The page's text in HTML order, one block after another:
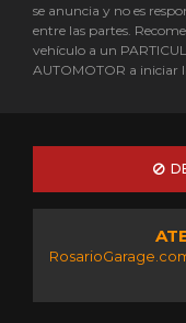
se anuncia y no es
entre las partes.
vehículo a un
AUTOMOTOR a iniciar